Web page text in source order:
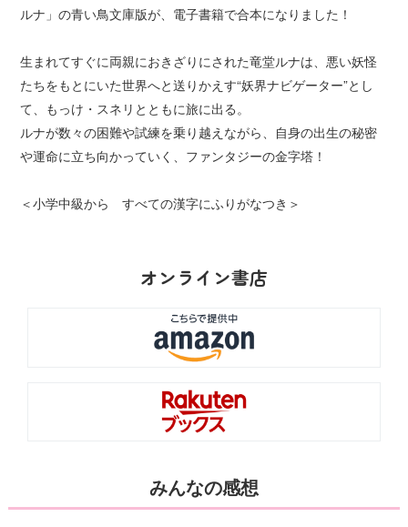
ルナ」の青い鳥文庫版が、電子書籍で合本になりました！
生まれてすぐに両親におきざりにされた竜堂ルナは、悪い妖怪
たちをもとにいた世界へと送りかえす“妖界ナビゲーター”とし
て、もっけ・スネリとともに旅に出る。
ルナが数々の困難や試練を乗り越えながら、自身の出生の秘密
や運命に立ち向かっていく、ファンタジーの金字塔！
＜小学中級から すべての漢字にふりがなつき＞
オンライン書店
みんなの感想